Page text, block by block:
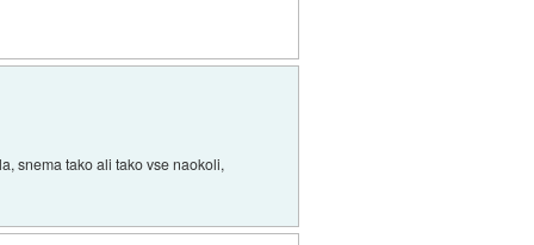
snema tako ali tako vse naokoli,